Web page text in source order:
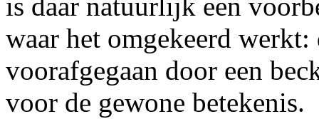
is daar natuurlijk een
waar het omgekeerd
voorafgegaan door een
voor de gewone betekenis.